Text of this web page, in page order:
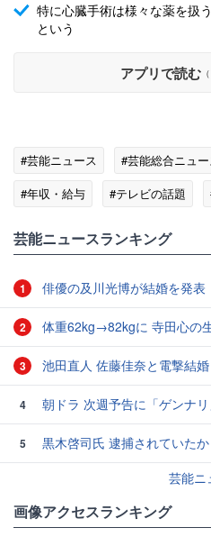
特に心臓手術は様々な薬を扱
という
アプリで読む
#芸能ニュース #芸能総合ニュ
#年収・給与
#テレビの話題
芸能ニュースランキング
1 俳優の及川光博が結婚を発表
2 体重62kg→82kgに 寺田心の
3 池田直人 佐藤佳奈と電撃結婚
4 朝ドラ 次週予告に「ゲンナリ
5
黒木啓司氏 逮捕されていたか
芸能ニ
画像アクセスランキング